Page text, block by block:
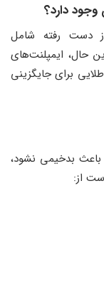
وجود دارد؟
دست رفته شامل
حال، ایمپلنت‌های
برای جایگزینی
باعث بدخیمی نشود،
از: